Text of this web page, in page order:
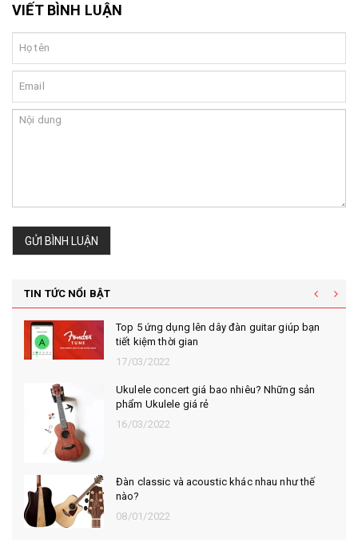
VIẾT BÌNH LUẬN
GỬI BÌNH LUẬN
TIN TỨC NỔI BẬT
Top 5 ứng dụng lên dây đàn guitar giúp bạn
tiết kiệm thời gian
17/03/2022
Ukulele concert giá bao nhiêu? Những sản
phẩm Ukulele giá rẻ
16/03/2022
Đàn classic và acoustic khác nhau như thế
nào?
08/01/2022